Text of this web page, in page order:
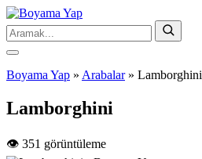
Boyama Yap » Arabalar» Lamborghini
Lamborghini
👁️ 351 görüntüleme